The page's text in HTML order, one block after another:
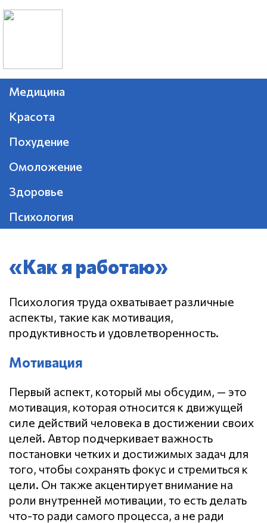
Медицина
Красота
Похудение
Омоложение
Здоровье
Психология
«Как я работаю»
Психология труда охватывает различные
аспекты, такие как мотивация,
продуктивность и удовлетворенность.
Мотивация
Первый аспект, который мы обсудим, — это
мотивация, которая относится к движущей
силе действий человека в достижении своих
целей. Автор подчеркивает важность
постановки четких и достижимых задач для
того, чтобы сохранять фокус и стремиться к
цели. Он также акцентирует внимание на
роли внутренней мотивации, то есть делать
что-то ради самого процесса, а не ради